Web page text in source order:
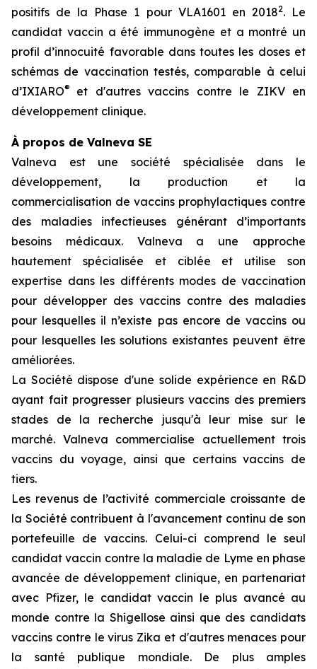
positifs de la Phase 1 pour VLA1601 en 20182. Le
candidat vaccin a été immunogène et a montré un
profil d’innocuité favorable dans toutes les doses et
schémas de vaccination testés, comparable à celui
d’IXIARO® et d'autres vaccins contre le ZIKV en
développement clinique.
À propos de Valneva SE
Valneva est une société spécialisée dans le
développement, la production et la
commercialisation de vaccins prophylactiques contre
des maladies infectieuses générant d’importants
besoins médicaux. Valneva a une approche
hautement spécialisée et ciblée et utilise son
expertise dans les différents modes de vaccination
pour développer des vaccins contre des maladies
pour lesquelles il n’existe pas encore de vaccins ou
pour lesquelles les solutions existantes peuvent être
améliorées.
La Société dispose d'une solide expérience en R&D
ayant fait progresser plusieurs vaccins des premiers
stades de la recherche jusqu'à leur mise sur le
marché. Valneva commercialise actuellement trois
vaccins du voyage, ainsi que certains vaccins de
tiers.
Les revenus de l’activité commerciale croissante de
la Société contribuent à l'avancement continu de son
portefeuille de vaccins. Celui-ci comprend le seul
candidat vaccin contre la maladie de Lyme en phase
avancée de développement clinique, en partenariat
avec Pfizer, le candidat vaccin le plus avancé au
monde contre la Shigellose ainsi que des candidats
vaccins contre le virus Zika et d'autres menaces pour
la santé publique mondiale. De plus amples